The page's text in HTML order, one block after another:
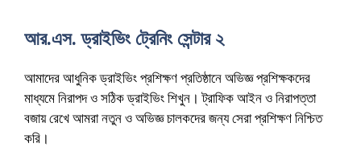
আর.এস. ড্রাইভিং ট্রেনিং সেন্টার ২
আমাদের আধুনিক ড্রাইভিং প্রশিক্ষণ প্রতিষ্ঠানে অভিজ্ঞ প্রশিক্ষকদের
মাধ্যমে নিরাপদ ও সঠিক ড্রাইভিং শিখুন। ট্রাফিক আইন ও নিরাপত্তা
বজায় রেখে আমরা নতুন ও অভিজ্ঞ চালকদের জন্য সেরা প্রশিক্ষণ নিশ্চিত
করি।